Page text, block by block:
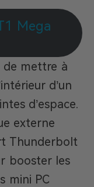
Mega
de mettre à
d’un
d’espace.
externe
Thunderbolt
booster les
mini PC